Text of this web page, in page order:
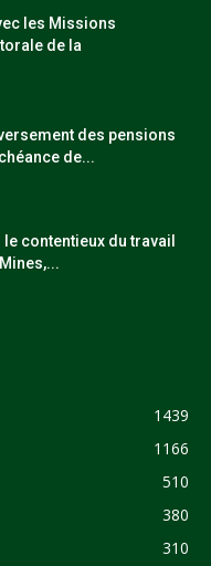
les Missions
de la
versement des pensions
de...
contentieux du travail
1439
1166
510
380
310